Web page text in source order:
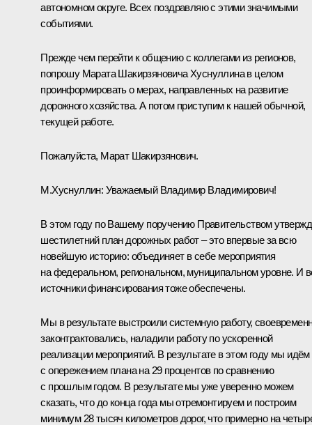
автономном округе. Всех поздравляю с этими значимыми
событиями.
Прежде чем перейти к общению с коллегами из регионов,
попрошу Марата Шакирзяновича Хуснуллина в целом
проинформировать о мерах, направленных на развитие
дорожного хозяйства. А потом приступим к нашей обычной,
текущей работе.
Пожалуйста, Марат Шакирзянович.
М.Хуснуллин: Уважаемый Владимир Владимирович!
В этом году по Вашему поручению Правительством
шестилетний план дорожных работ – это впервые за всю
новейшую историю: объединяет в себе мероприятия
на федеральном, региональном, муниципальном уровне. И
источники финансирования тоже обеспечены.
Мы в результате выстроили системную работу,
законтрактовались, наладили работу по ускоренной
реализации мероприятий. В результате в этом году мы идём
с опережением плана на 29 процентов по сравнению
с прошлым годом. В результате мы уже уверенно можем
сказать, что до конца года мы отремонтируем и построим
минимум 28 тысяч километров дорог, что примерно на